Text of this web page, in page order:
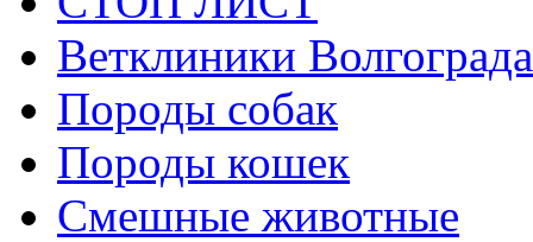
Ветклиники Волгограда
Породы собак
Породы кошек
Смешные животные